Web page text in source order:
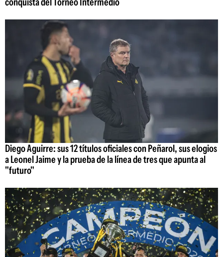
Diego Aguirre: sus 12 títulos oficiales con Peñarol, sus elogios
a Leonel Jaime y la prueba de la línea de tres que apunta al
"futuro"